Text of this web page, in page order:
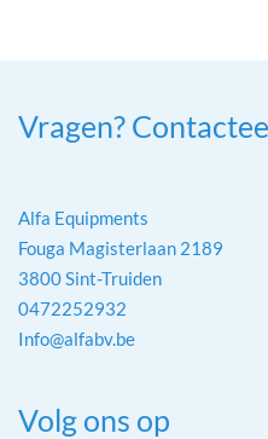
Vragen?
Alfa Equipments
Fouga Magisterlaan 2189
3800 Sint-Truiden
0472252932
Info@alfabv.be
Volg ons op